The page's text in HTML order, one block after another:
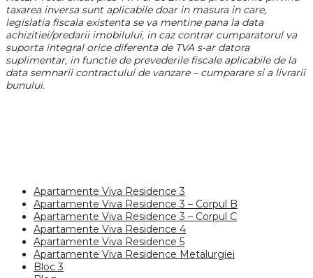
taxarea inversa sunt aplicabile doar in masura in care,
legislatia fiscala existenta se va mentine pana la data
achizitiei/predarii imobilului, in caz contrar cumparatorul va
suporta integral orice diferenta de TVA s-ar datora
suplimentar, in functie de prevederile fiscale aplicabile de la
data semnarii contractului de vanzare – cumparare si a livrarii
bunului.
Apartamente Viva Residence 3
Apartamente Viva Residence 3 – Corpul B
Apartamente Viva Residence 3 – Corpul C
Apartamente Viva Residence 4
Apartamente Viva Residence 5
Apartamente Viva Residence Metalurgiei
Bloc 3